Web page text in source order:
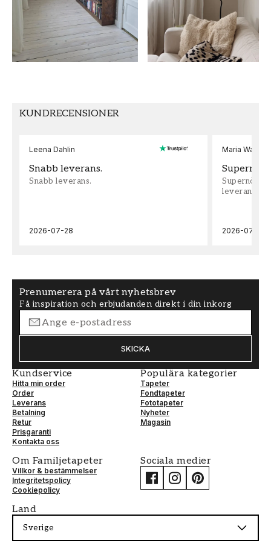
Geometrisk
KOLLEKTION
Gammalsvenska
QuickUp
MÖNSTER HÖJD (cm)
SEKUNDÄR FÄRG
Blå
KUNDRECENSIONER
Leena Dahlin
Snabb leverans.
Snabb leverans.
2026-07-28
Maria
leveran,
2026-07-22
Prenumerera på vårt nyhetsbrev
Få inspiration och erbjudanden direkt i din inkorg
SKICKA
Kundservice
Hitta min order
Order
Leverans
Betalning
Retur
Prisgaranti
Kontakta oss
Populära kategorier
Tapeter
Fondtapeter
Fototapeter
Nyheter
Magasin
Om Familjetapeter
Villkor & bestämmelser
Integritetspolicy
Cookiepolicy
Sociala medier
Land
Sverige